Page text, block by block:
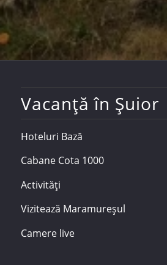
Vacanță în Șuior
Hoteluri Bază
Cabane Cota 1000
Activități
Vizitează Maramureșul
Camere live